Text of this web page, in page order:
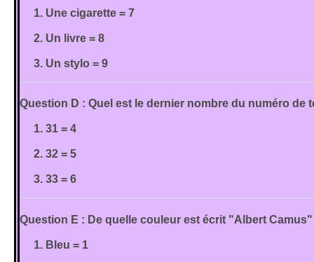
1. Une cigarette = 7
2. Un livre = 8
3. Un stylo = 9
Question D : Quel est le dernier nombre du numéro de
1. 31 = 4
2. 32 = 5
3. 33 = 6
Question E : De quelle couleur est écrit "Albert
1. Bleu = 1